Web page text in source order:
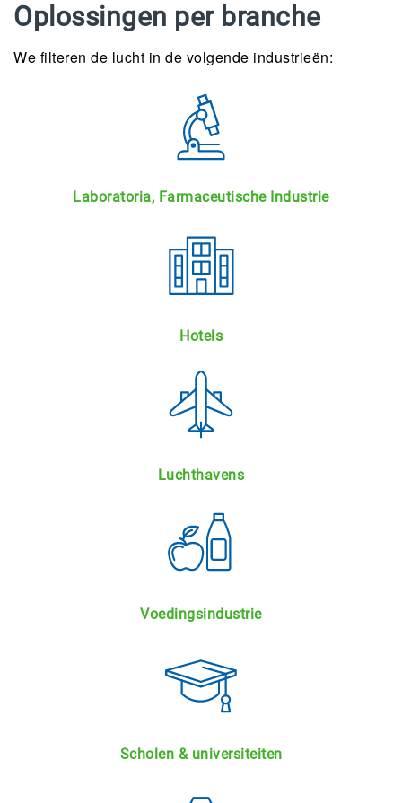
Oplossingen per branche
We filteren de lucht in de volgende industrieën:
Laboratoria, Farmaceutische Industrie
Hotels
Luchthavens
Voedingsindustrie
Scholen & universiteiten